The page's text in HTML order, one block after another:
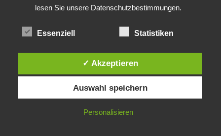
Was ist denn das? -Mars „SOL 735“ Rover Curiosity
Die Brexit-Lüge (1/8 Teil)
Die Straße radikalisiert jeden Tag ein Stückchen
Diese Website verwendet Cookies. Durch die weitere Nutzung dieser
Website stimmst du der Verwendung von Cookies zu.
IN ORDNUNG
lesen Sie unsere Datenschutzbestimmungen.
Essenziell Statistiken
✓ Akzeptieren
Auswahl speichern
Personalisieren